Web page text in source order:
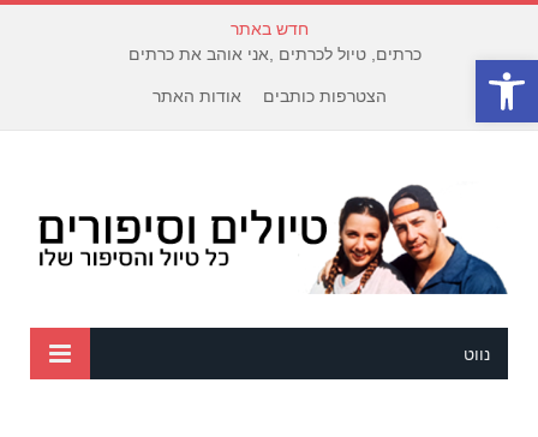
פתח סרגל נגישות
חדש באתר
כרתים, טיול לכרתים ,אני אוהב את כרתים
הצטרפות כותבים אודות האתר
נווט